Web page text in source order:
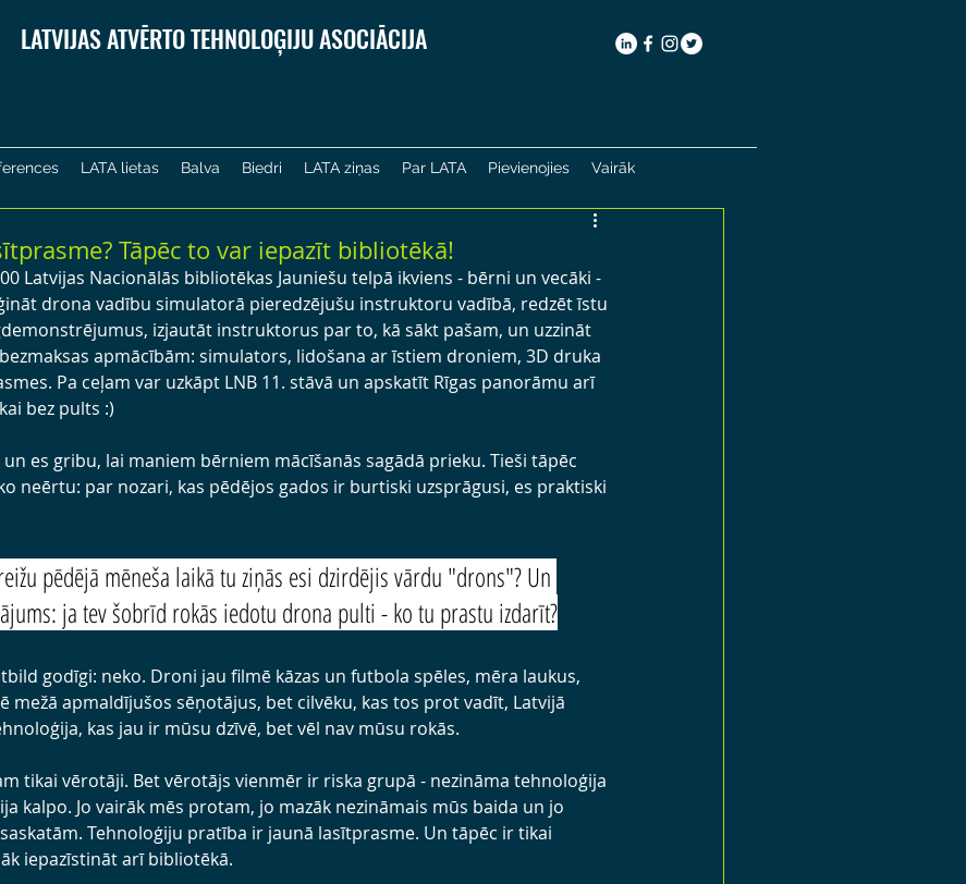
LATVIJAS ATVĒRTO TEHNOLOĢIJU ASOCIĀCIJA
LATA lietas Balva Biedri LATA ziņas Par LATA Pievienojies Vairāk
Tāpēc to var iepazīt bibliotēkā!
Latvijas Nacionālās bibliotēkas Jauniešu telpā ikviens - bērni un vecāki -
drona vadību simulatorā pieredzējušu instruktoru vadībā, redzēt īstu
izjautāt instruktorus par to, kā sākt pašam, un uzzināt
apmācībām: simulators, lidošana ar īstiem droniem, 3D druka
Pa ceļam var uzkāpt LNB 11. stāvā un apskatīt Rīgas panorāmu arī
bez pults :)
es gribu, lai maniem bērniem mācīšanās sagādā prieku. Tieši tāpēc
neērtu: par nozari, kas pēdējos gados ir burtiski uzsprāgusi, es praktiski
pēdējā mēneša laikā tu ziņās esi dzirdējis vārdu "drons"? Un
ja tev šobrīd rokās iedotu drona pulti - ko tu prastu izdarīt?
godīgi: neko. Droni jau filmē kāzas un futbola spēles, mēra laukus,
mežā apmaldījušos sēņotājus, bet cilvēku, kas tos prot vadīt, Latvijā
kas jau ir mūsu dzīvē, bet vēl nav mūsu rokās.
tikai vērotāji. Bet vērotājs vienmēr ir riska grupā - nezināma tehnoloģija
kalpo. Jo vairāk mēs protam, jo mazāk nezināmais mūs baida un jo
Tehnoloģiju pratība ir jaunā lasītprasme. Un tāpēc ir tikai
iepazīstināt arī bibliotēkā.